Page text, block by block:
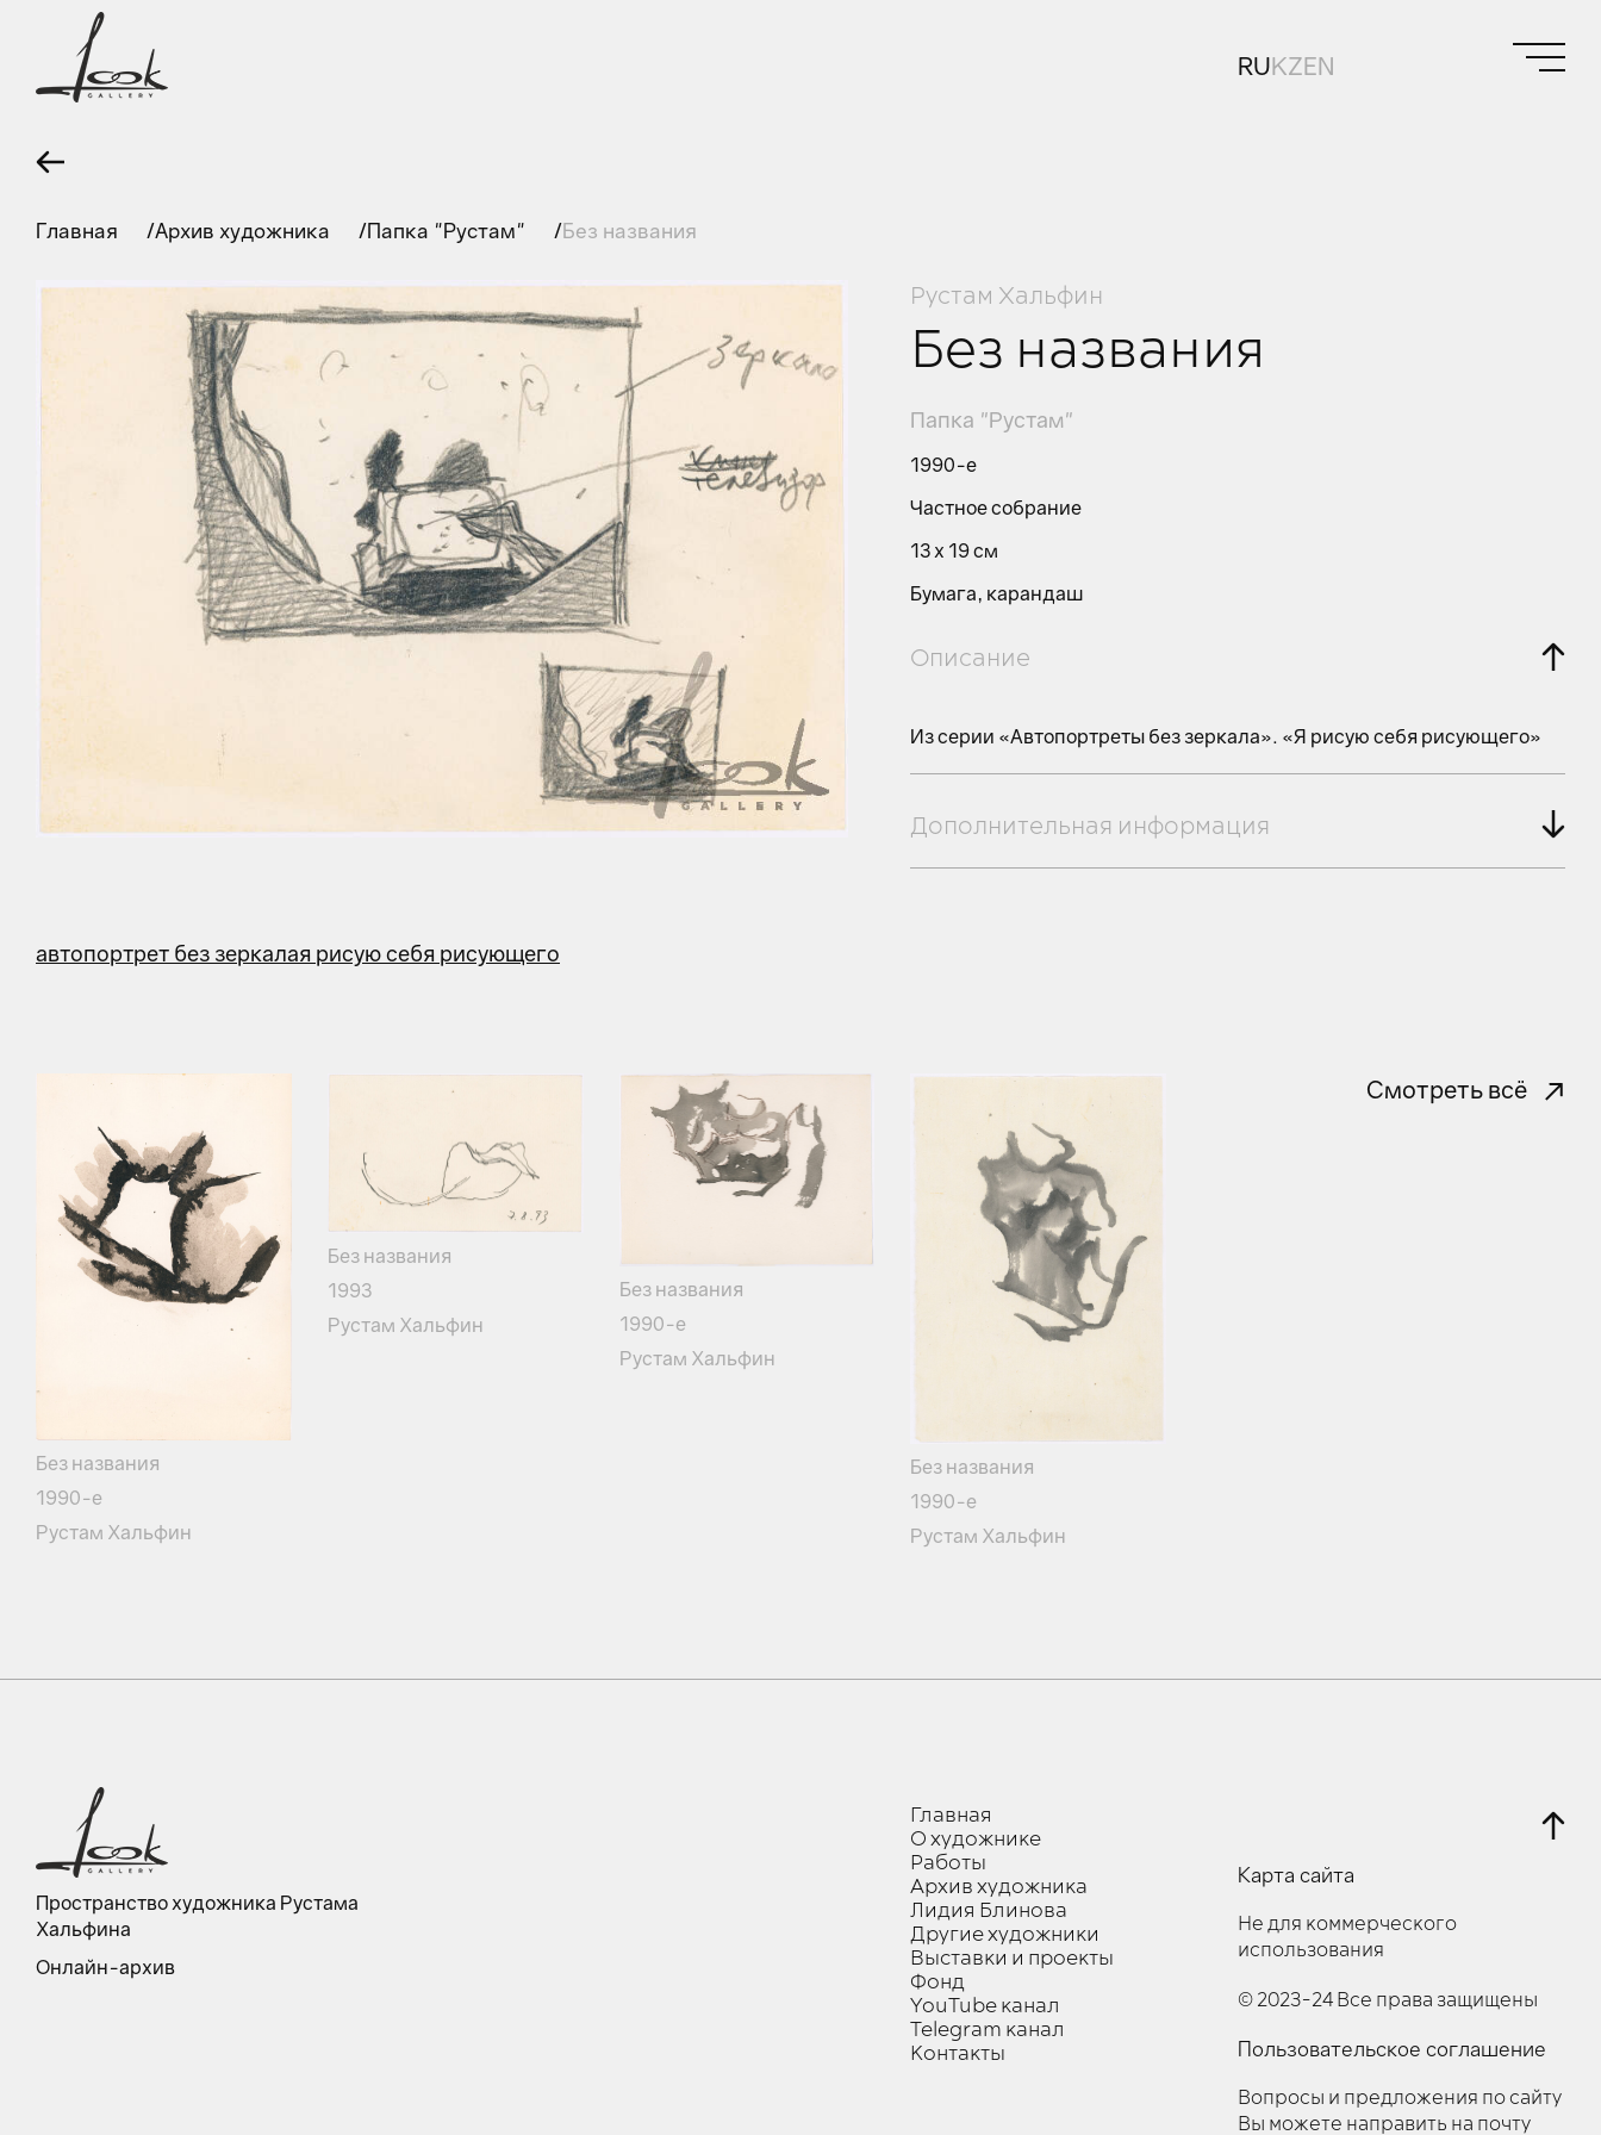
RUKZEN
Главная Архив художника Папка "Рустам" Без названия
Рустам Хальфин
Без названия
Папка "Рустам"
1990-е
Частное собрание
13 х 19 см
Бумага, карандаш
Описание
Из серии «Автопортреты без зеркала». «Я рисую себя рисующего»
Дополнительная информация
автопортрет без зеркалая рисую себя рисующего
Без названия
1990-е
Рустам Хальфин
Без названия
1993
Рустам Хальфин
Без названия
1990-е
Рустам Хальфин
Без названия
1990-е
Рустам Хальфин
Смотреть всё
Пространство художника Рустама
Хальфина
Онлайн-архив
Главная
О художнике
Работы
Архив художника
Лидия Блинова
Другие художники
Выставки и проекты
Фонд
YouTube канал
Telegram канал
Контакты
Карта сайта
Не для коммерческого
использования
© 2023-24 Все права защищены
Пользовательское соглашение
Вопросы и предложения по сайту
Вы можете направить на почту